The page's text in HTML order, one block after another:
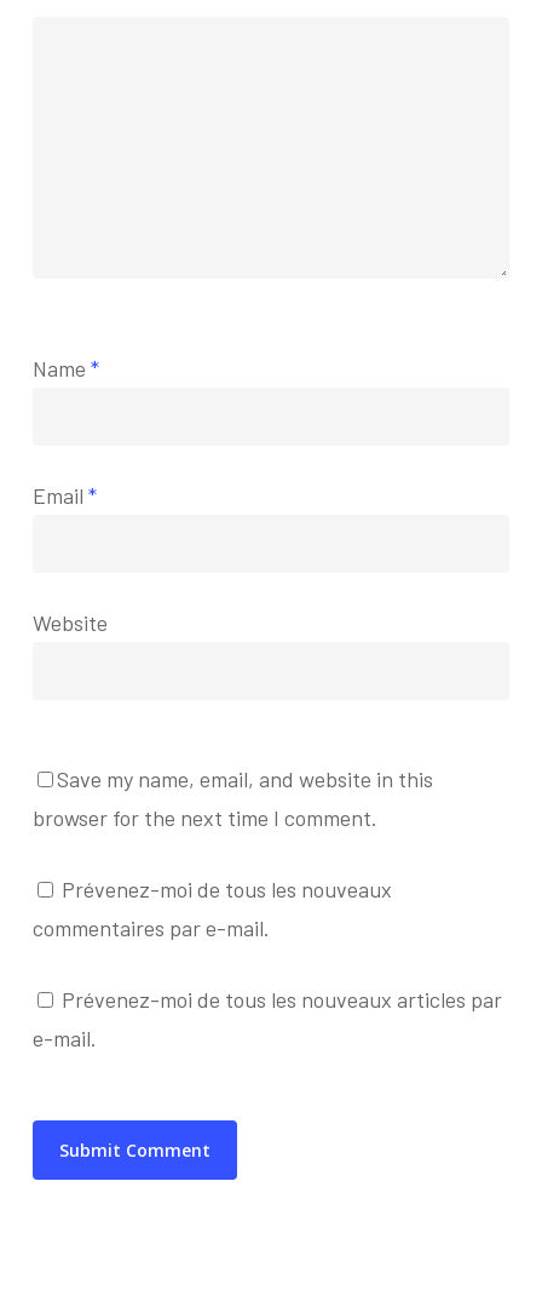
Name *
Email *
Website
Save my name, email, and website in this
browser for the next time I comment.
Prévenez-moi de tous les nouveaux
commentaires par e-mail.
Prévenez-moi de tous les nouveaux articles par
e-mail.